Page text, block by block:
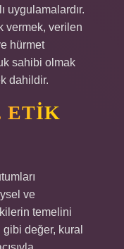
uygulamalardır.
vermek, verilen
hürmet
sahibi olmak
dahildir.
ETIK
ve
temelini
değer, kural